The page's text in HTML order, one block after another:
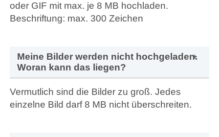
oder GIF mit max. je 8 MB hochladen.
Beschriftung: max. 300 Zeichen
Meine Bilder werden nicht hochgeladen.
Woran kann das liegen?
Vermutlich sind die Bilder zu groß. Jedes
einzelne Bild darf 8 MB nicht überschreiten.